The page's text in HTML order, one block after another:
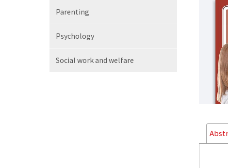
Parenting
Psychology
Social work and welfare